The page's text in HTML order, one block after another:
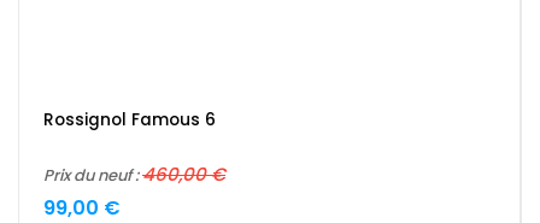
Rossignol Famous 6
Prix du neuf :460,00 €
99,00 €